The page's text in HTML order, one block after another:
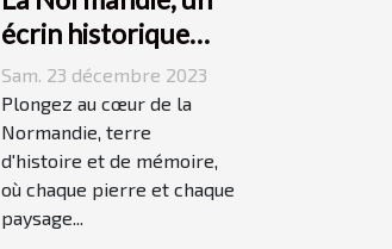
écrin historique
pour des
événements
mémorables
Sam. 23 décembre 2023
Plongez au cœur de la
Normandie, terre
d'histoire et de mémoire,
où chaque pierre et chaque
paysage...